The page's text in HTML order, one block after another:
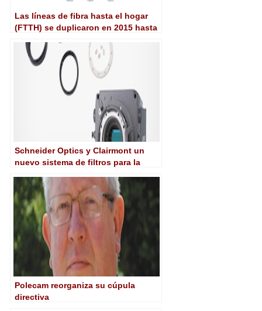
Las líneas de fibra hasta el hogar
(FTTH) se duplicaron en 2015 hasta
activas
Schneider Optics y Clairmont un
nuevo sistema de filtros para la
Polecam reorganiza su cúpula
directiva